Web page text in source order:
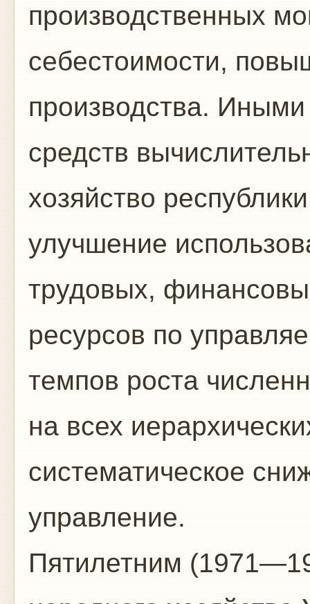
производственных
себестоимости,
производства.
средств
хозяйство
улучшение
трудовых,
ресурсов по
темпов роста
на всех
систематическое
управление.
Пятилетним